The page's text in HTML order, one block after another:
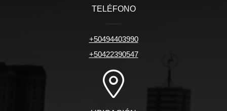
TELÉFONO
+50494403990
+50422390547